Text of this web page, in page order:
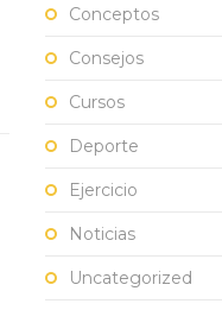
Conceptos
Consejos
Cursos
Deporte
Ejercicio
Noticias
Uncategorized